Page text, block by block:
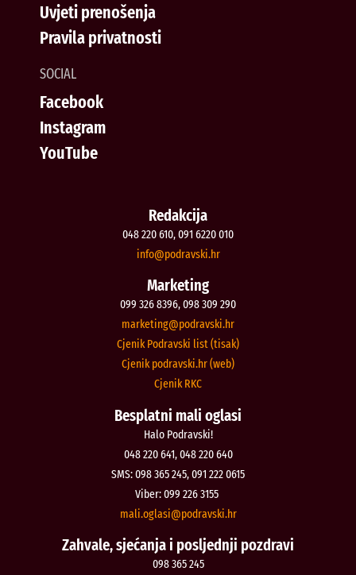
Uvjeti prenošenja
Pravila privatnosti
SOCIAL
Facebook
Instagram
YouTube
Redakcija
048 220 610, 091 6220 010
rh.iksvardop
@ofni
Marketing
099 326 8396, 098 309 290
rh.iksvardop
@gnitekram
Cjenik Podravski list (tisak)
Cjenik podravski.hr (web)
Cjenik RKC
Besplatni mali oglasi
Halo Podravski!
048 220 641, 048 220 640
SMS: 098 365 245, 091 222 0615
Viber: 099 226 3155
rh.iksvardop
@isalgo.ilam
Zahvale, sjećanja i posljednji pozdravi
098 365 245